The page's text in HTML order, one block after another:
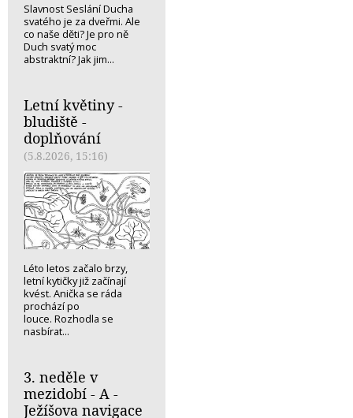
Slavnost Seslání Ducha
svatého je za dveřmi. Ale
co naše děti? Je pro ně
Duch svatý moc
abstraktní? Jak jim...
Letní květiny -
bludiště -
doplňování
(5.8.2026, 15:16)
Léto letos začalo brzy,
letní kytičky již začínají
kvést. Anička se ráda
prochází po
louce. Rozhodla se
nasbírat...
3. neděle v
mezidobí - A -
Ježíšova navigace